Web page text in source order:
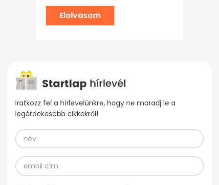
Elolvasom
Iratkozz fel a hírlevelünkre, hogy ne maradj le a
legérdekesebb cikkekről!